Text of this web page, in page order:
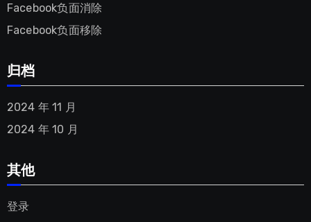
Facebook负面消除
Facebook负面移除
归档
2024 年 11 月
2024 年 10 月
其他
登录